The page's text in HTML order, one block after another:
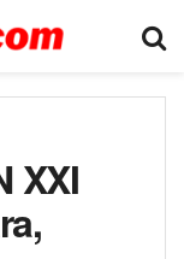
XXI